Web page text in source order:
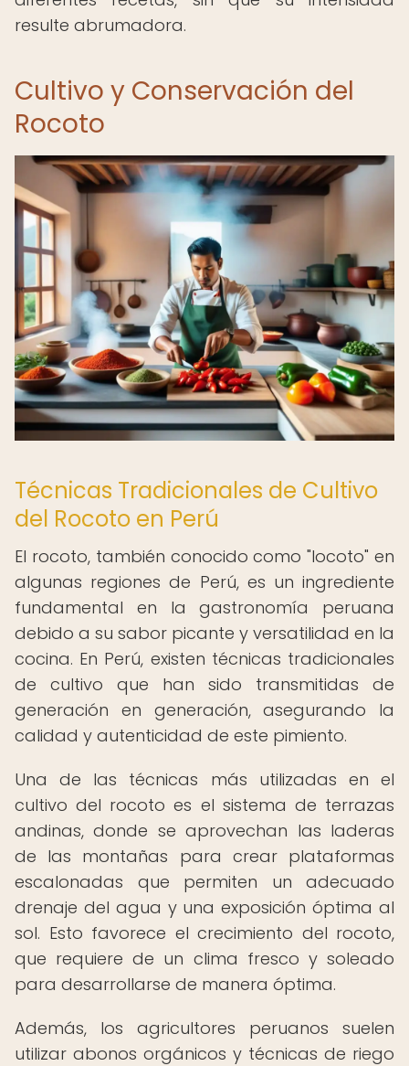
resulte abrumadora.
Cultivo y Conservación del
Rocoto
Técnicas Tradicionales de Cultivo
del Rocoto en Perú
El rocoto, también conocido como "locoto" en
algunas regiones de Perú, es un ingrediente
fundamental en la gastronomía peruana
debido a su sabor picante y versatilidad en la
cocina. En Perú, existen técnicas tradicionales
de cultivo que han sido transmitidas de
generación en generación, asegurando la
calidad y autenticidad de este pimiento.
Una de las técnicas más utilizadas en el
cultivo del rocoto es el sistema de terrazas
andinas, donde se aprovechan las laderas
de las montañas para crear plataformas
escalonadas que permiten un adecuado
drenaje del agua y una exposición óptima al
sol. Esto favorece el crecimiento del rocoto,
que requiere de un clima fresco y soleado
para desarrollarse de manera óptima.
Además, los agricultores peruanos suelen
utilizar abonos orgánicos y técnicas de riego